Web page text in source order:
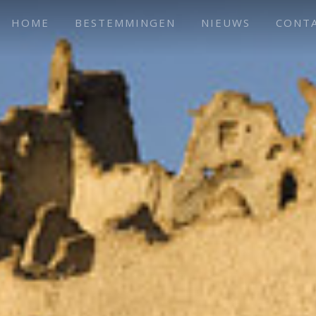
HOME BESTEMMINGEN NIEUWS